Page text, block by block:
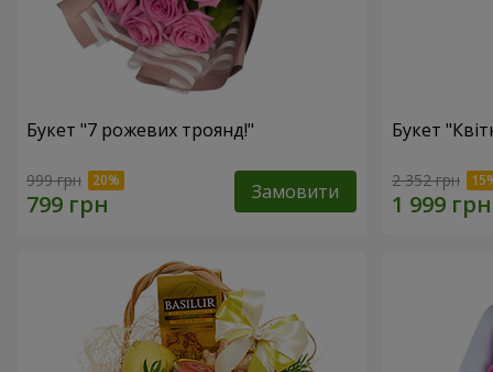
Букет "7 рожевих троянд!"
999 грн Замовити
Букет
2 352 грн